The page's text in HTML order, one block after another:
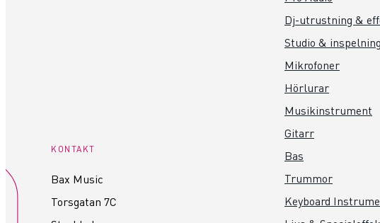
KONTAKT
Bax Music
Torsgatan 7C
Dj-utrustning &
Studio & inspelning
Mikrofoner
Hörlurar
Musikinstrument
Gitarr
Bas
Trummor
Keyboard